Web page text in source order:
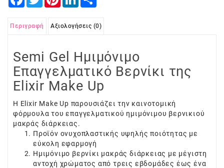
Περιγραφή Αξιολογήσεις (0)
Semi Gel Ημιμόνιμο
Επαγγελματικό Βερνίκι της
Elixir Make Up
H Elixir Make Up παρουσιάζει την καινοτομική
φόρμουλα του επαγγελματικού ημιμόνιμου βερνικιού
μακράς διάρκειας.
Προϊόν ονυχοπλαστικής υψηλής ποιότητας με
εύκολη εφαρμογή
Ημιμόνιμο βερνίκι μακράς διάρκειας με μέγιστη
αντοχή χρώματος από τρεις εβδομάδες έως ένα